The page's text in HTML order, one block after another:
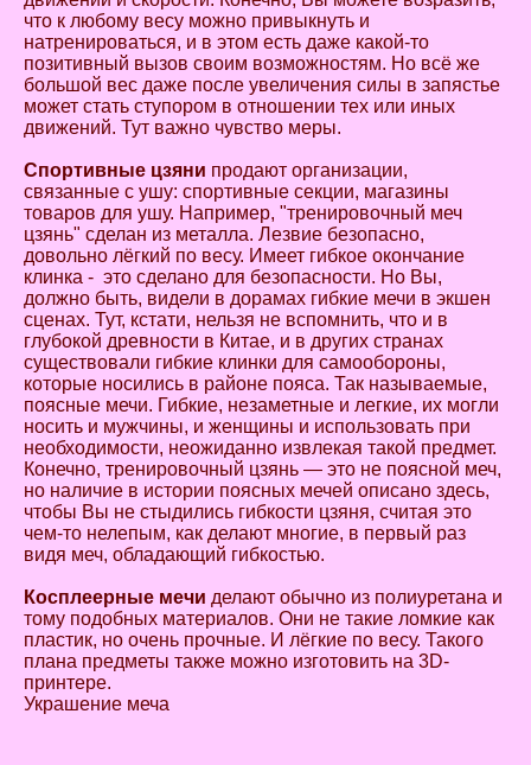
что к любому весу можно привыкнуть и
натренироваться, и в этом есть даже какой-то
позитивный вызов своим возможностям. Но всё же
большой вес даже после увеличения силы в запястье
может стать ступором в отношении тех или иных
движений. Тут важно чувство меры.
Спортивные цзяни продают организации,
связанные с ушу: спортивные секции, магазины
товаров для ушу. Например, "тренировочный меч
цзянь" сделан из металла. Лезвие безопасно,
довольно лёгкий по весу. Имеет гибкое окончание
клинка - это сделано для безопасности. Но Вы,
должно быть, видели в дорамах гибкие мечи в экшен
сценах. Тут, кстати, нельзя не вспомнить, что и в
глубокой древности в Китае, и в других странах
существовали гибкие клинки для самообороны,
которые носились в районе пояса. Так называемые,
поясные мечи. Гибкие, незаметные и легкие, их могли
носить и мужчины, и женщины и использовать при
необходимости, неожиданно извлекая такой предмет.
Конечно, тренировочный цзянь — это не поясной меч,
но наличие в истории поясных мечей описано здесь,
чтобы Вы не стыдились гибкости цзяня, считая это
чем-то нелепым, как делают многие, в первый раз
видя меч, обладающий гибкостью.
Косплеерные мечи делают обычно из полиуретана и
тому подобных материалов. Они не такие ломкие как
пластик, но очень прочные. И лёгкие по весу. Такого
плана предметы также можно изготовить на 3D-
принтере.
Украшение меча